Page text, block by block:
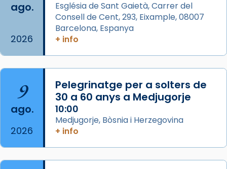
Aquest dilluns, 27 de juliol, ha tingut lloc la
missa d’acció de gràcies en agraïment al
comitè organitzador de la visita apostòlica
L’arquebisbe de Barcelona, el cardenal Joan
Josep Omella, ha presidit la missa i l’ha
concelebrat el bisbe auxiliar de Barcelona,
Mons. David Abadías.
📸 Dr. G. Simón
Foto
ago.
2026
Església de Sant Gaietà, Carrer del
Consell de Cent, 293, Eixample, 08007
Barcelona, Espanya
+ info
9
ago.
2026
Pelegrinatge per a solters de
30 a 60 anys a Medjugorje
10:00
Medjugorje, Bòsnia i Herzegovina
+ info